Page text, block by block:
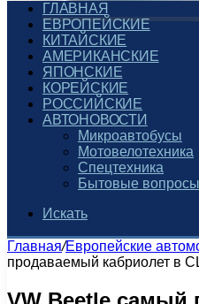
ГЛАВНАЯ
ЕВРОПЕЙСКИЕ
КИТАЙСКИЕ
АМЕРИКАНСКИЕ
ЯПОНСКИЕ
КОРЕЙСКИЕ
РОССИЙСКИЕ
АВТОНОВОСТИ
Микроавтобусы
Мотовелотехника
Спецтехника
Бытовые вопросы
Искать
Главная/Европейские
продаваемый кабриолет в